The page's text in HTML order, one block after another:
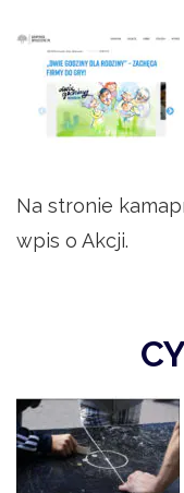
Na stronie
wpis o Akcji.